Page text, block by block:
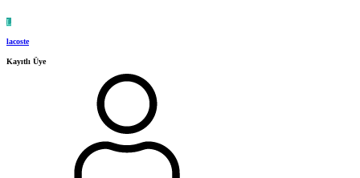
L
lacoste
Kayıtlı Üye